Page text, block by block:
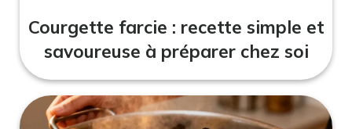
Courgette farcie : recette simple et
savoureuse à préparer chez soi